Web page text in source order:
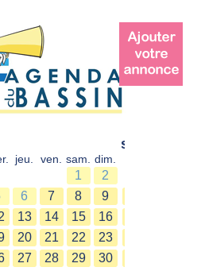
jeu. ven. sam. dim.
1
2
6 7 8
9
13 14 15
16
20 21 22
23
27 28 29
30
sept. 2026